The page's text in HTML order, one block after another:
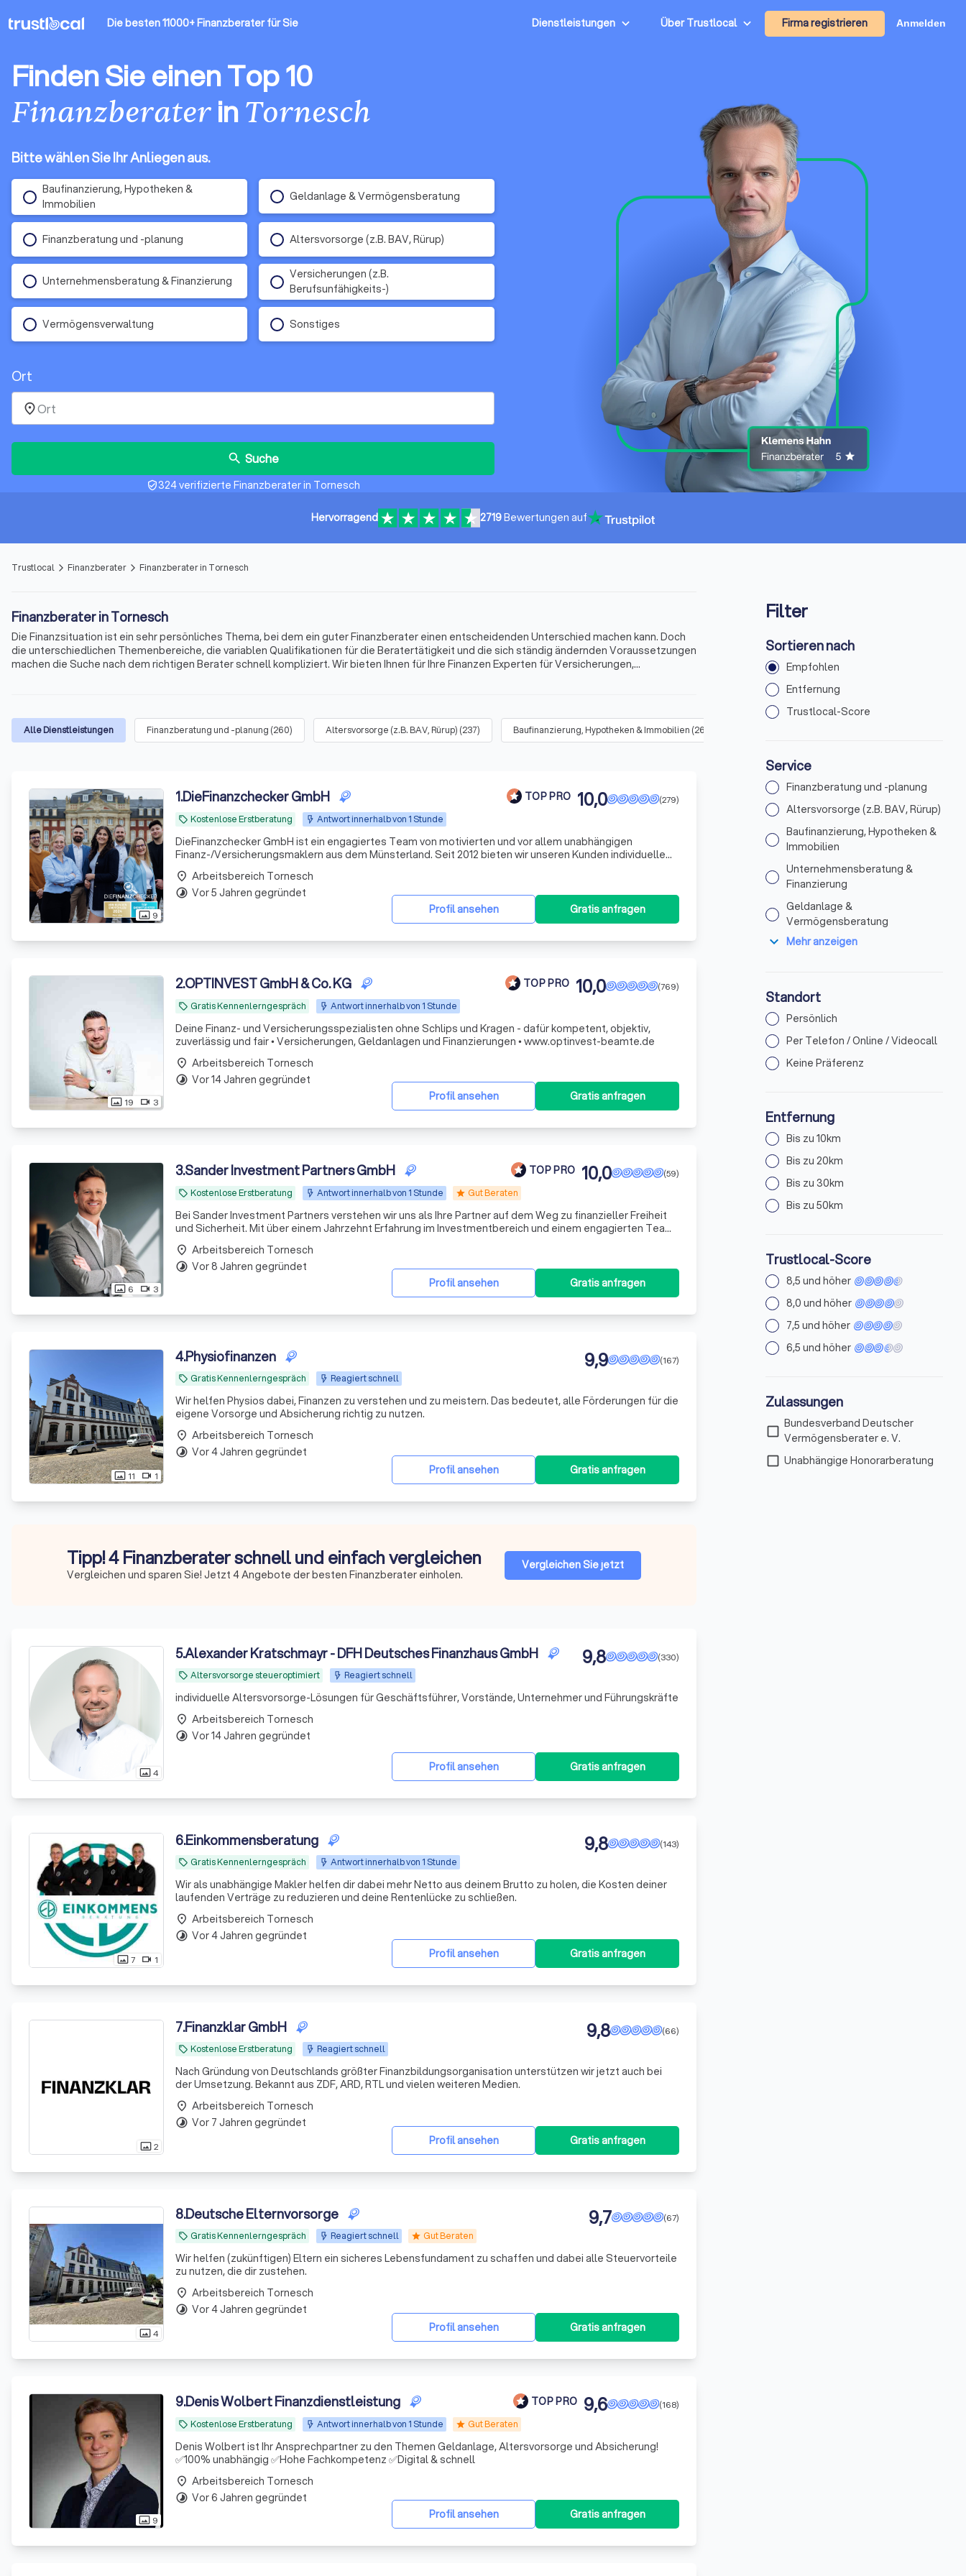
Die besten 11000+ Finanzberater für Sie Dienstleistungen Über Trustlocal Firma registrieren Anmelden
Finden Sie einen Top 10
FinanzberaterinTornesch
Bitte wählen Sie Ihr Anliegen aus.
Baufinanzierung, Hypotheken &
Immobilien
Geldanlage & Vermögensberatung
Finanzberatung und -planung Altersvorsorge (z.B. BAV, Rürup)
Unternehmensberatung & Finanzierung
Versicherungen (z.B.
Berufsunfähigkeits-)
Vermögensverwaltung Sonstiges
Ort
place
search Suche
verified_user324 verifizierte Finanzberater in Tornesch
Hervorragend 2719Bewertungen auf
Trustlocal arrow_forward_ios Finanzberater arrow_forward_ios Finanzberater in Tornesch
Finanzberater in Tornesch
Die Finanzsituation ist ein sehr persönliches Thema, bei dem ein guter Finanzberater einen entscheidenden Unterschied machen kann. Doch
die unterschiedlichen Themenbereiche, die variablen Qualifikationen für die Beratertätigkeit und die sich ständig ändernden Voraussetzungen
machen die Suche nach dem richtigen Berater schnell kompliziert. Wir bieten Ihnen für Ihre Finanzen Experten für Versicherungen,
Alle Dienstleistungen Finanzberatung und -planung (260) Altersvorsorge (z.B. BAV, Rürup) (237) Baufinanzierung, Hypotheken & Immobilien (267
photo_size_select_actual 9
1.DieFinanzchecker GmbH TOP PRO
local_offer Kostenlose Erstberatung Antwort innerhalb von 1 Stunde
(279)
10,0
DieFinanzchecker GmbH ist ein engagiertes Team von motivierten und vor allem unabhängigen
Finanz-/Versicherungsmaklern aus dem Münsterland. Seit 2012 bieten wir unseren Kunden individuelle
und zielorientierte Produkte an, wobei wir den Fokus auf Transparenz und Verständlichkeit setzen. Wir
sind uns
Profil ansehen
Gratis anfragen
place Arbeitsbereich Tornesch
timelapse Vor 5 Jahren gegründet
photo_size_select_actual 19 videocam 3
2.OPTINVEST GmbH & Co. KG TOP PRO
local_offer Gratis Kennenlerngespräch Antwort innerhalb von 1 Stunde
(769)
10,0
Deine Finanz- und Versicherungsspezialisten ohne Schlips und Kragen - dafür kompetent, objektiv,
zuverlässig und fair • Versicherungen, Geldanlagen und Finanzierungen • www.optinvest-beamte.de
Profil ansehen Gratis anfragen
place Arbeitsbereich Tornesch
timelapse Vor 14 Jahren gegründet
photo_size_select_actual 6 videocam 3
3.Sander Investment Partners GmbH TOP PRO
local_offer Kostenlose Erstberatung Antwort innerhalb von 1 Stunde star Gut Beraten
(59)
10,0
Bei Sander Investment Partners verstehen wir uns als Ihre Partner auf dem Weg zu finanzieller Freiheit
und Sicherheit. Mit über einem Jahrzehnt Erfahrung im Investmentbereich und einem engagierten Team
aus Experten bieten wir maßgeschneiderte Anlagestrategien, die perfekt auf Ihre individuellen Bedü
Profil ansehen Gratis anfragen
place Arbeitsbereich Tornesch
timelapse Vor 8 Jahren gegründet
photo_size_select_actual 11 videocam 1
4.Physiofinanzen
local_offer Gratis Kennenlerngespräch Reagiert schnell
(167)
9,9
Wir helfen Physios dabei, Finanzen zu verstehen und zu meistern. Das bedeutet, alle Förderungen für die
eigene Vorsorge und Absicherung richtig zu nutzen.
Profil ansehen Gratis anfragen
place Arbeitsbereich Tornesch
timelapse Vor 4 Jahren gegründet
Tipp! 4 Finanzberater schnell und einfach vergleichen
Vergleichen und sparen Sie! Jetzt 4 Angebote der besten Finanzberater einholen.
Vergleichen Sie jetzt
photo_size_select_actual4
5.Alexander Kratschmayr - DFH Deutsches Finanzhaus GmbH
local_offer Altersvorsorge steueroptimiert Reagiert schnell
(330)
9,8
individuelle Altersvorsorge-Lösungen für Geschäftsführer, Vorstände, Unternehmer und Führungskräfte
Profil ansehen Gratis anfragen
place Arbeitsbereich Tornesch
timelapse Vor 14 Jahren gegründet
photo_size_select_actual7 videocam 1
6.Einkommensberatung
local_offer Gratis Kennenlerngespräch Antwort innerhalb von 1 Stunde
(143)
9,8
Wir als unabhängige Makler helfen dir dabei mehr Netto aus deinem Brutto zu holen, die Kosten deiner
laufenden Verträge zu reduzieren und deine Rentenlücke zu schließen.
Profil ansehen Gratis anfragen
place Arbeitsbereich Tornesch
timelapse Vor 4 Jahren gegründet
photo_size_select_actual2
7.Finanzklar GmbH
local_offer Kostenlose Erstberatung Reagiert schnell
(66)
9,8
Nach Gründung von Deutschlands größter Finanzbildungsorganisation unterstützen wir jetzt auch bei
der Umsetzung. Bekannt aus ZDF, ARD, RTL und vielen weiteren Medien.
Profil ansehen Gratis anfragen
place Arbeitsbereich Tornesch
timelapse Vor 7 Jahren gegründet
photo_size_select_actual4
8.Deutsche Elternvorsorge
local_offer Gratis Kennenlerngespräch Reagiert schnell star Gut Beraten
(67)
9,7
Wir helfen (zukünftigen) Eltern ein sicheres Lebensfundament zu schaffen und dabei alle Steuervorteile
zu nutzen, die dir zustehen.
Profil ansehen Gratis anfragen
place Arbeitsbereich Tornesch
timelapse Vor 4 Jahren gegründet
photo_size_select_actual 9
9.Denis Wolbert Finanzdienstleistung TOP PRO
local_offer Kostenlose Erstberatung Antwort innerhalb von 1 Stunde star Gut Beraten
(168)
9,6
Denis Wolbert ist Ihr Ansprechpartner zu den Themen Geldanlage, Altersvorsorge und Absicherung!
✅100% unabhängig ✅Hohe Fachkompetenz ✅Digital & schnell
Profil ansehen Gratis anfragen
place Arbeitsbereich Tornesch
timelapse Vor 6 Jahren gegründet
Filter
Sortieren nach
Empfohlen
Entfernung
Trustlocal-Score
Service
Finanzberatung und -planung
Altersvorsorge (z.B. BAV, Rürup)
Baufinanzierung, Hypotheken &
Immobilien
Unternehmensberatung &
Finanzierung
Geldanlage &
Vermögensberatung
expand_more Mehr anzeigen
Standort
Persönlich
Per Telefon / Online / Videocall
Keine Präferenz
Entfernung
Bis zu 10km
Bis zu 20km
Bis zu 30km
Bis zu 50km
Trustlocal-Score
8,5 und höher
8,0 und höher
7,5 und höher
6,5 und höher
Zulassungen
check_box_outline_blank
Bundesverband Deutscher
Vermögensberater e. V.
check_box_outline_blank Unabhängige Honorarberatung